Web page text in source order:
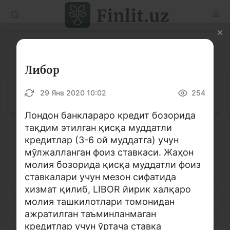
Рус
Мақолалар
Ўқув қўлланмалар
Луғат
Молиявий саводхонлик бўйича китоблар
Видео
Лойиҳалар
Интерактив хизматлар
Фотогалерея
Луғат
Кирилл алифбоси Лотин алифбоси
А Б В Г Ғ Д
Ё Ж З И Й
Либор
29 Янв 2020 10:02 254
Лондон банклараро кредит бозорида
тақдим этилган қисқа муддатли
кредитлар (3-6 ой муддатга) учун
мўлжалланган фоиз ставкаси. Жаҳон
молия бозорида қисқа муддатли фоиз
ставкалари учун мезон сифатида
хизмат қилиб, LIBOR йирик халқаро
молия ташкилотлари томонидан
ажратилган таъминланмаган
кредитлар учун ўртача ставка